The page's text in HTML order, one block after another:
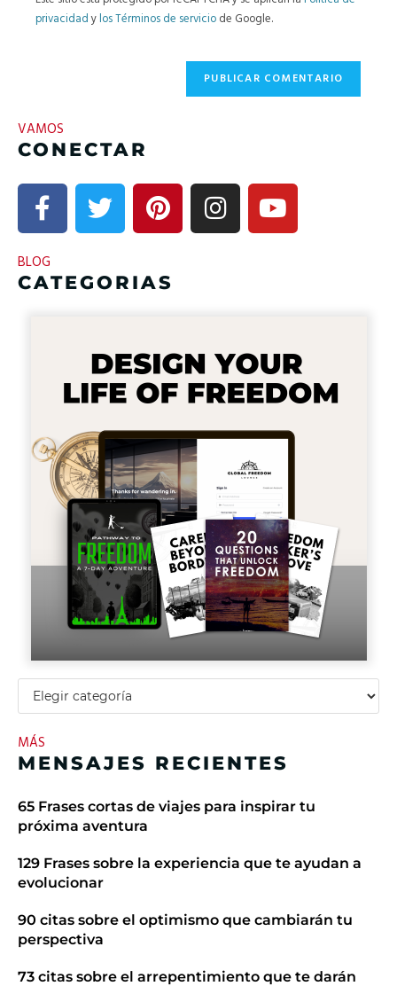
privacidadylos Términos de servicio de Google.
VAMOS
CONECTAR
BLOG
CATEGORIAS
MÁS
MENSAJES RECIENTES
65 Frases cortas de viajes para inspirar tu
próxima aventura
129 Frases sobre la experiencia que te ayudan a
evolucionar
90 citas sobre el optimismo que cambiarán tu
perspectiva
73 citas sobre el arrepentimiento que te darán